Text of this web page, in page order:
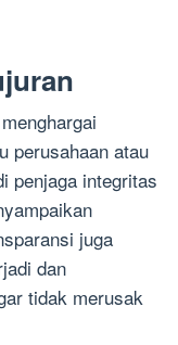
perusahaan atau
penjaga integritas
juga
dan
tidak merusak